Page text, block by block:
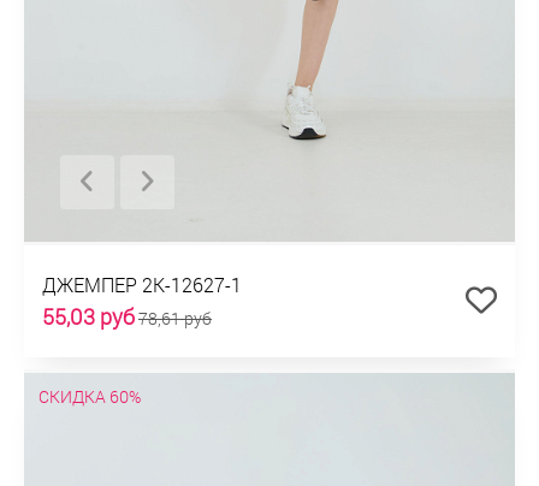
ДЖЕМПЕР 2К-12627-1
55,03 руб78,61 руб
СКИДКА 60%